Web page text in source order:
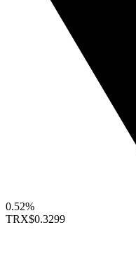
0.52%
TRX$0.3299